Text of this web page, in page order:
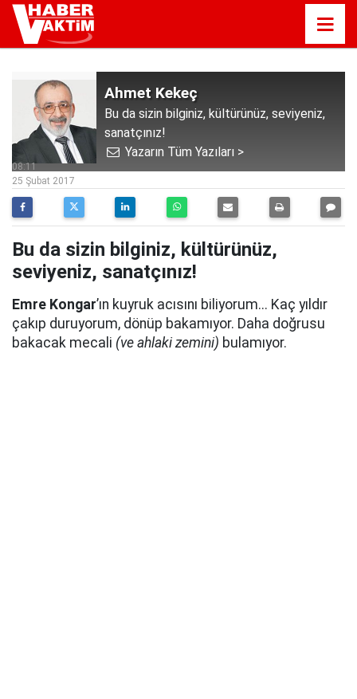
Ahmet Kekeç
Bu da sizin bilginiz, kültürünüz, seviyeniz,
sanatçınız!
Yazarın Tüm Yazıları >
08:11
25 Şubat 2017
Bu da sizin bilginiz, kültürünüz,
seviyeniz, sanatçınız!
Emre Kongar’ın kuyruk acısını biliyorum... Kaç yıldır
çakıp duruyorum, dönüp bakamıyor. Daha doğrusu
bakacak mecali (ve ahlaki zemini) bulamıyor.